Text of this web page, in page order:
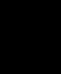
sind